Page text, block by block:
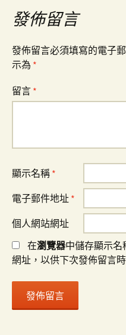
導
覽
發佈留言
發佈留言必須填寫的電子
示為 *
留言 *
顯示名稱 *
電子郵件地址 *
個人網站網址
在瀏覽器中儲存顯示
網址，以供下次發佈留言